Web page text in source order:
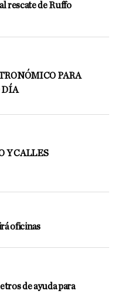
rescate de Ruffo
PARA
DÍA
Y CALLES
oficinas
de ayuda para